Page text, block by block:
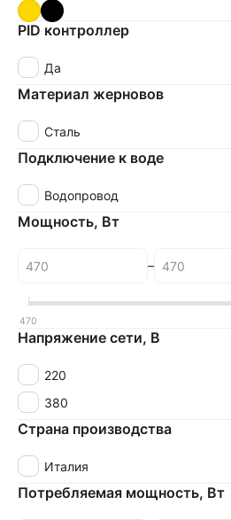
PID контроллер
Да
Материал жерновов
Сталь
Подключение к воде
Водопровод
Мощность, Вт
–
470
Напряжение сети, В
220
380
Страна производства
Италия
Потребляемая мощность, Вт